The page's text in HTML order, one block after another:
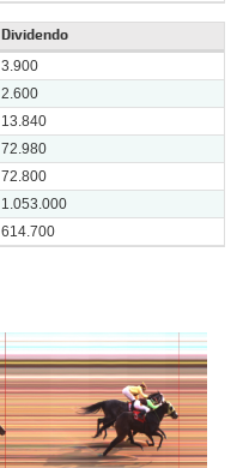
Dividendo
3.900
2.600
13.840
72.980
72.800
1.053.000
614.700